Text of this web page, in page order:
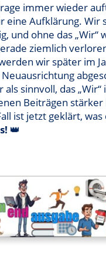
immer wieder
eine Aufklärung. Wir
und ohne das „Wir“
ziemlich
wir später im
sinnvoll, das „Wir“
Beiträgen
ist jetzt geklärt,
👑